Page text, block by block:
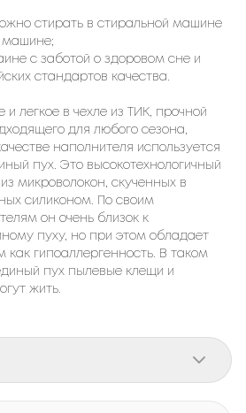
стирать в стиральной машине
машине;
с заботой о здоровом сне и
стандартов качества.
и легкое в чехле из ТИК, прочной
для любого сезона,
наполнителя используется
пух. Это высокотехнологичный
микроволокон, скученных в
силиконом. По своим
он очень близок к
пуху, но при этом обладает
гипоаллергенность. В таком
пух пылевые клещи и
жить.